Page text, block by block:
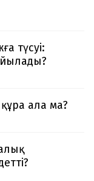
түсуі:
ала ма?